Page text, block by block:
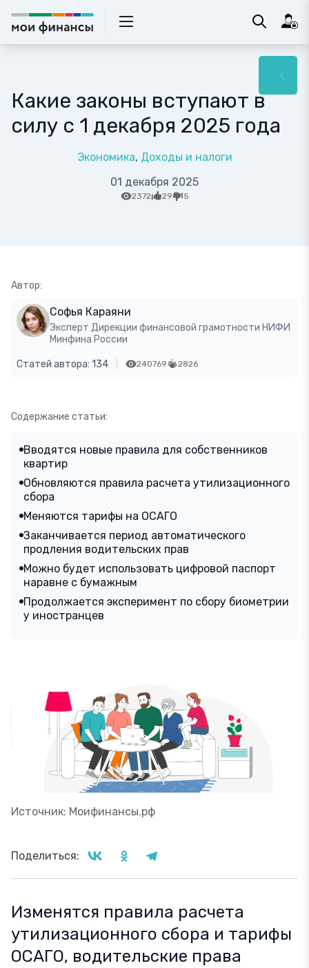
Какие законы вступают в
силу с 1 декабря 2025 года
Экономика Доходы и налоги
01 декабря 2025
2372 29 5
Автор:
Софья Караяни
Эксперт Дирекции финансовой грамотности НИФИ
Минфина России
Статей автора: 134 240769 2826
Содержание статьи:
Вводятся новые правила для собственников
квартир
Обновляются правила расчета утилизационного
сбора
Меняются тарифы на ОСАГО
Заканчивается период автоматического
продления водительских прав
Можно будет использовать цифровой паспорт
наравне с бумажным
Продолжается эксперимент по сбору биометрии
у иностранцев
Источник: Моифинансы.рф
Поделиться:
Изменятся правила расчета
утилизационного сбора и тарифы
ОСАГО, водительские права